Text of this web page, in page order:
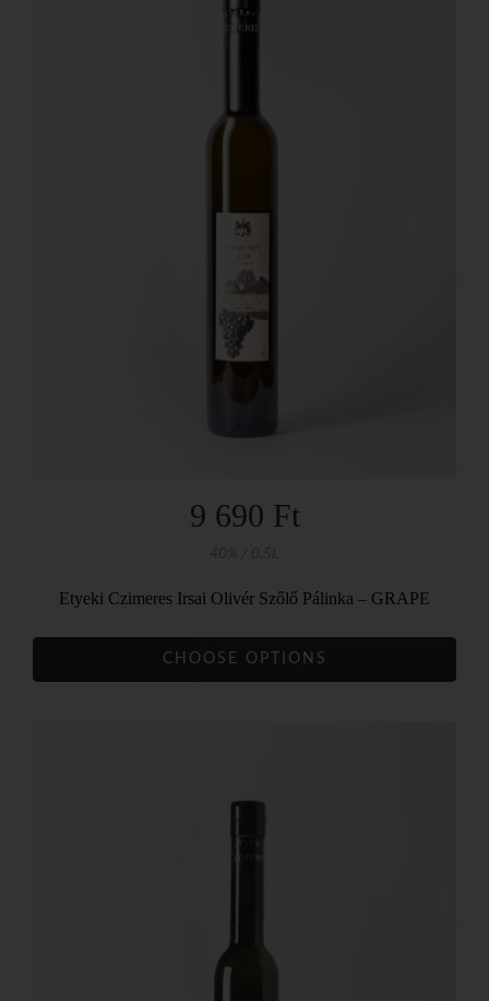
9 690 Ft
Etyeki Czimeres Irsai Olivér Szőlő Pálinka – GRAPE
CHOOSE OPTIONS